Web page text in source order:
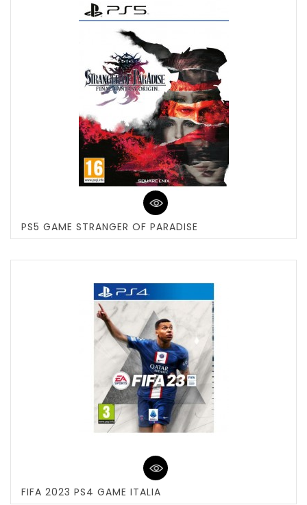
PS5 GAME STRANGER OF PARADISE
FIFA 2023 PS4 GAME ITALIA